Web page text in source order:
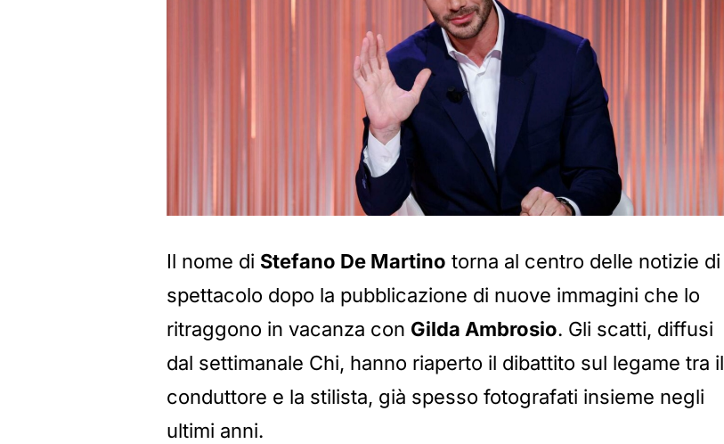
Il nome di Stefano De Martino torna al centro delle notizie di
spettacolo dopo la pubblicazione di nuove immagini che lo
ritraggono in vacanza con Gilda Ambrosio. Gli scatti, diffusi
dal settimanale Chi, hanno riaperto il dibattito sul legame tra il
conduttore e la stilista, già spesso fotografati insieme negli
ultimi anni.